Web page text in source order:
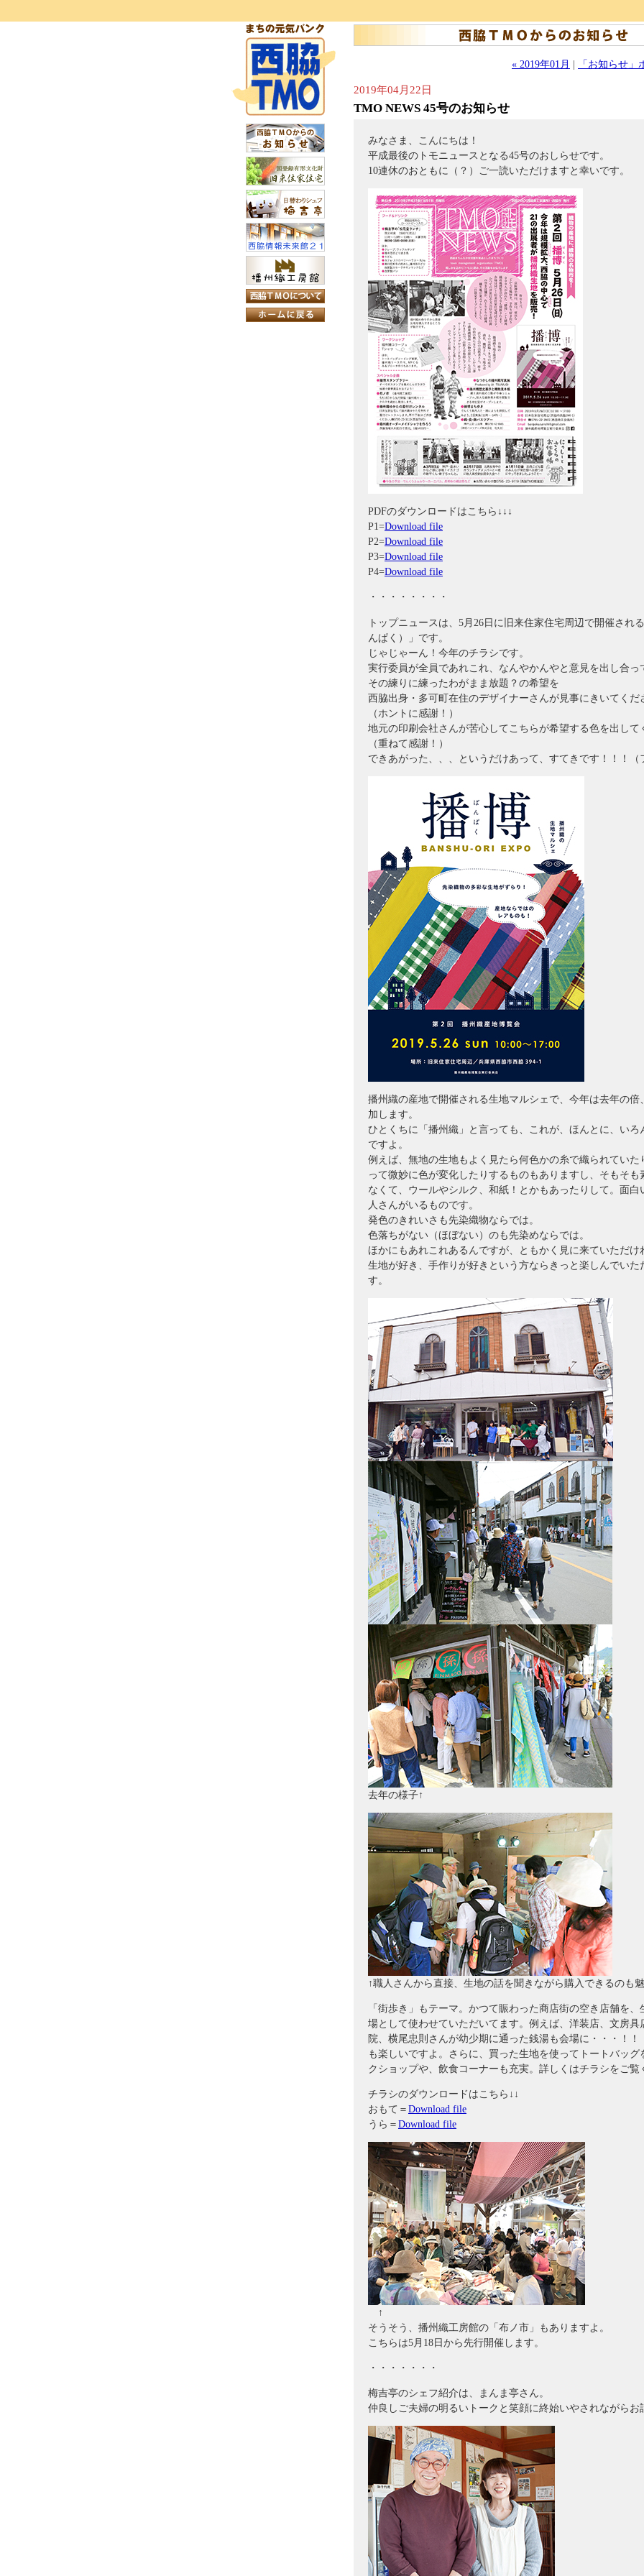
« 2019年01月 | 「お知らせ」
2019年04月22日
TMO NEWS 45号のお知らせ
みなさま、こんにちは！
平成最後のトモニュースとなる45号のおしらせです。
10連休のおともに（？）ご一読いただけますと幸いです。
PDFのダウンロードはこちら↓↓↓
P1=Download file
P2=Download file
P3=Download file
P4=Download file
・・・・・・・・
トップニュースは、5月26日に旧来住家住宅周辺で開催され
んぱく）」です。
じゃじゃーん！今年のチラシです。
実行委員が全員であれこれ、なんやかんやと意見を出し合っ
その練りに練ったわがまま放題？の希望を
西脇出身・多可町在住のデザイナーさんが見事にきいてくだ
（ホントに感謝！）
地元の印刷会社さんが苦心してこちらが希望する色を出して
（重ねて感謝！）
できあがった、、、というだけあって、すてきです！！！（
播州織の産地で開催される生地マルシェで、今年は去年の倍
加します。
ひとくちに「播州織」と言っても、これが、ほんとに、いろ
ですよ。
例えば、無地の生地もよく見たら何色かの糸で織られていた
って微妙に色が変化したりするものもありますし、そもそも
なくて、ウールやシルク、和紙！とかもあったりして。面白
人さんがいるものです。
発色のきれいさも先染織物ならでは。
色落ちがない（ほぼない）のも先染めならでは。
ほかにもあれこれあるんですが、ともかく見に来ていただけ
生地が好き、手作りが好きという方ならきっと楽しんでいた
す。
去年の様子↑
↑職人さんから直接、生地の話を聞きながら購入できるのも
「街歩き」もテーマ。かつて賑わった商店街の空き店舗を
場として使わせていただいてます。例えば、洋装店、文房具
院、横尾忠則さんが幼少期に通った銭湯も会場に・・・！！
も楽しいですよ。さらに、買った生地を使ってトートバッグ
クショップや、飲食コーナーも充実。詳しくはチラシをご覧
チラシのダウンロードはこちら↓↓
おもて＝Download file
うら＝Download file
↑
そうそう、播州織工房館の「布ノ市」もありますよ。
こちらは5月18日から先行開催します。
・・・・・・・
梅吉亭のシェフ紹介は、まんま亭さん。
仲良しご夫婦の明るいトークと笑顔に終始いやされながらお